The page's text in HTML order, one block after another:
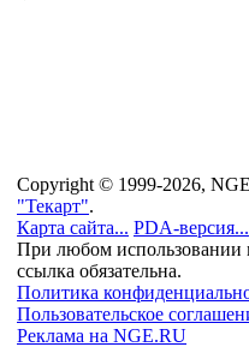
Copyright © 1999-2026,
"Текарт".
Карта сайта... PDA-версия...
При любом использовании
ссылка обязательна.
Политика
Пользовательское
Реклама на NGE.RU